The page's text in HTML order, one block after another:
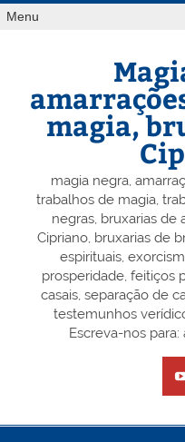
Skip
toMenu
magia,
magia negra,
trabalhos de magia,
negras, bruxarias de
Cipriano, bruxarias de
espirituais,
prosperidade, feitiços
casais, separação de
testemunhos
Escreva-nos